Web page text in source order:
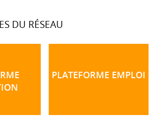
DU RÉSEAU
PLATEFORME EMPLOI